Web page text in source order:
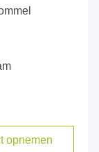
opnemen